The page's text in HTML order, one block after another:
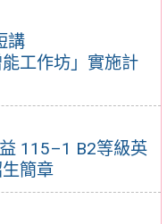
講
能工作坊」實施計
115–1 B2等級英
簡章